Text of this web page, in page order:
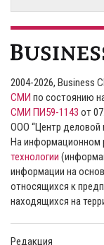
2004-2026, Business
СМИ по состоянию
СМИ ПИ59-1143 от
ООО “Центр деловой
На информационном
технологии
информации на
относящихся к
находящихся на
Редакция